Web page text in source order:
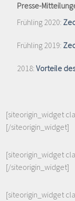
Presse-
Frühling 2020:
Frühling 2019:
2018: Vorteile
[siteorigin_widget
[/siteorigin_widget]
[siteorigin_widget
[/siteorigin_widget]
[siteorigin_widget